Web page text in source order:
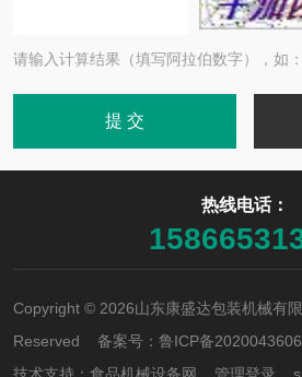
请输入计算结果（填写阿拉伯数字），如
热线电话：
Copyright © 2026山东康盛达包装机械有
Reserved 备案号： 鲁ICP备